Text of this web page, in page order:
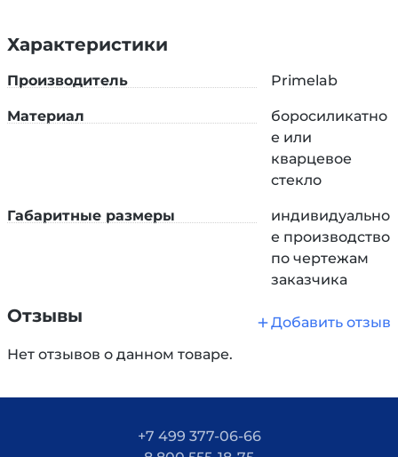
боросиликатное стекло.
Характеристики
Производитель Primelab
Материал
боросиликатно
е или
кварцевое
стекло
Габаритные размеры
индивидуально
е производство
по чертежам
заказчика
Отзывы
Добавить отзыв
Нет отзывов о данном товаре.
+7 499 377-06-66